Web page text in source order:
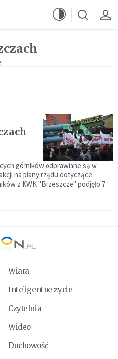
górników odprawiane są w
na plany rządu dotyczące
z KWK "Brzeszcze" podjęło 7
Wiara
Inteligentne życie
Czytelnia
Wideo
Duchowość